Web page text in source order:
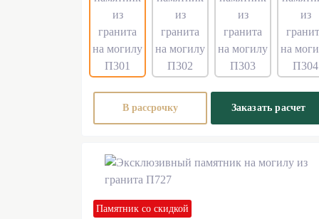
В рассрочку Заказать расчет
Памятник со скидкой